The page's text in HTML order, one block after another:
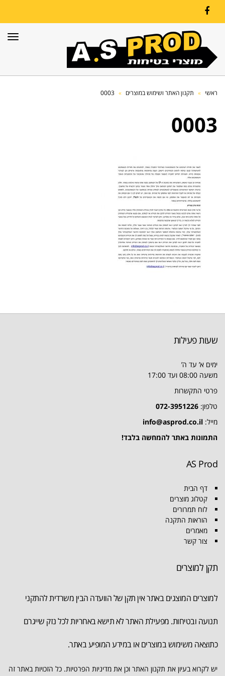
Facebook
ראשי » תקנון האתר ושימוש במוצרים »
0003
0003
שעות פעילות
ימים א’ עד ה’
משעה 08:00 ועד 17:00
פרטי התקשרות
טלפון: 072-3951226
מייל: info@asprod.co.il
התמונות באתר להמחשה בלבד!
AS Prod
דף הבית
קטלוג מוצרים
לוח תמרורים
הוראות התקנה
מאמרים
צור קשר
תקן למוצרים
למוצרים המוצגים באתר אין תקן של הוועדה הבין משרדית להתקני
תנועה ובטיחות. מפעילת האתר לא תישא באחריות לכל נזק שייגרם
כתוצאה משימוש במוצרים או במידע המופיע באתר.
יש לקרוא בעיון את תקנון האתר וכן את מדיניות הפרטיות. כל הזכויות באתר זה